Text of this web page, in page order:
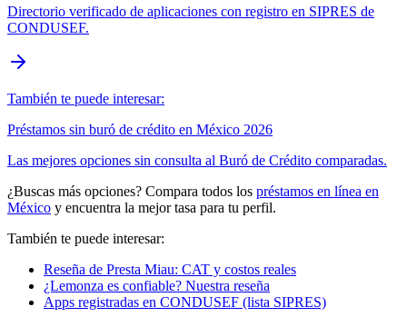
Directorio verificado de aplicaciones con registro en SIPRES de
CONDUSEF.
También te puede interesar:
Préstamos sin buró de crédito en México 2026
Las mejores opciones sin consulta al Buró de Crédito comparadas.
¿Buscas más opciones? Compara todos los préstamos en línea en
México y encuentra la mejor tasa para tu perfil.
También te puede interesar:
Reseña de Presta Miau: CAT y costos reales
¿Lemonza es confiable? Nuestra reseña
Apps registradas en CONDUSEF (lista SIPRES)